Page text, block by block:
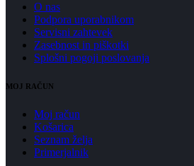
O nas
Podpora uporabnikom
Servisni zahtevek
Zasebnost in piškotki
Splošni pogoji poslovanja
MOJ RAČUN
Moj račun
Košarica
Seznam želja
Primerjalnik